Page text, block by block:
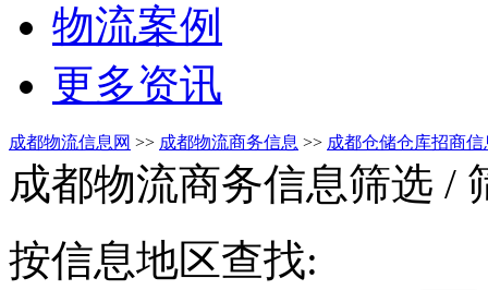
物流案例
更多资讯
成都物流信息网 >> 成都物流商务信息 >> 成都仓储仓库招商信
成都物流商务信息筛选 /
按信息地区查找: